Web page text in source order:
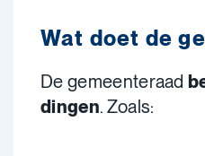
Wat doet de
De gemeenteraad
dingen. Zoals: